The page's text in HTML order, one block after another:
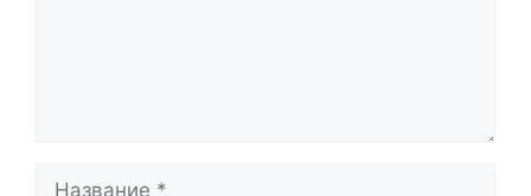
Название